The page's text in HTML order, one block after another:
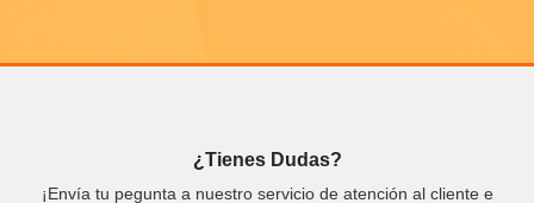
¿Tienes Dudas?
¡Envía tu pegunta a nuestro servicio de atención al cliente e